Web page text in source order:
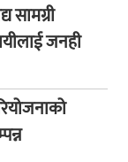
सामग्री
जनही